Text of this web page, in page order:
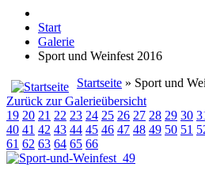
Start
Galerie
Sport und Weinfest 2016
Startseite » Sport und
Zurück zur Galerieübersicht
19 20 21 22 23 24 25 26 27 28 29 30
40 41 42 43 44 45 46 47 48 49 50 51
61 62 63 64 65 66